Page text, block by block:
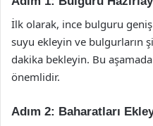
İlk olarak, ince bulguru geniş
suyu ekleyin ve bulgurların
dakika bekleyin. Bu
önemlidir.
Adım 2: Baharatları